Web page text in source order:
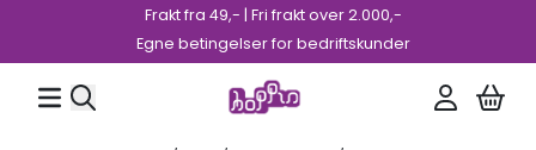
Frakt fra 49,- | Fri frakt over 2.000,-
Egne betingelser for bedriftskunder